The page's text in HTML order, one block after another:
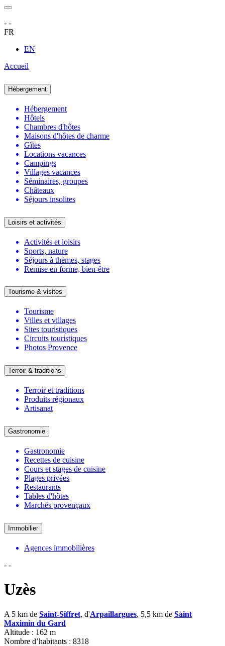
- -
FR
EN
Accueil
Hébergement
Hébergement
Hôtels
Chambres d'hôtes
Maisons d'hôtes de charme
Gîtes
Locations vacances
Campings
Villages vacances
Séminaires, groupes
Châteaux
Séjours insolites
Loisirs et activités
Activités et loisirs
Sports, nature
Séjours à thèmes, stages
Remise en forme, bien-être
Tourisme & visites
Tourisme
Villes et villages
Sites touristiques
Circuits touristiques
Photos Provence
Terroir & traditions
Terroir et traditions
Produits régionaux
Artisanat
Gastronomie
Gastronomie
Recettes de cuisine
Cours et stages de cuisine
Plages privées
Restaurants
Tables d'hôtes
Marchés provençaux
Immobilier
Agences immobilières
- -
Uzès
A 5 km de Saint-Siffret, d'Arpaillargues, 5,5 km de Saint
Maximin du Gard
Altitude : 162 m
Nombre d’habitants : 8318